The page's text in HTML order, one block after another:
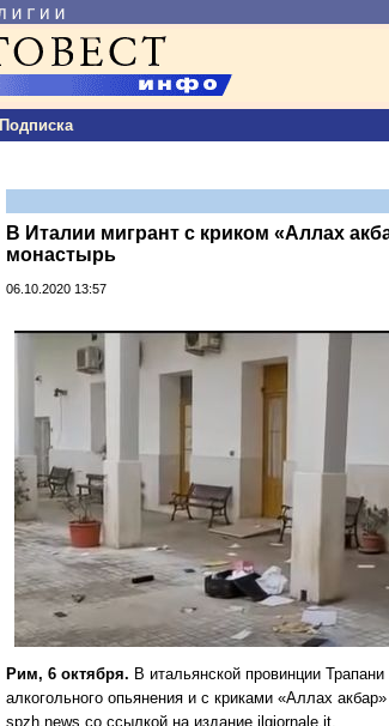
Подписка
В Италии мигрант с криком «Аллах
монастырь
06.10.2020 13:57
Рим, 6 октября. В итальянской провинции
алкогольного опьянения и с криками «Аллах
spzh.news со ссылкой на издание ilgiornale.it.